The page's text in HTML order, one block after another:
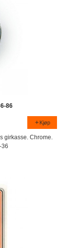
86
Kjøp
girkasse. Chrome.
36